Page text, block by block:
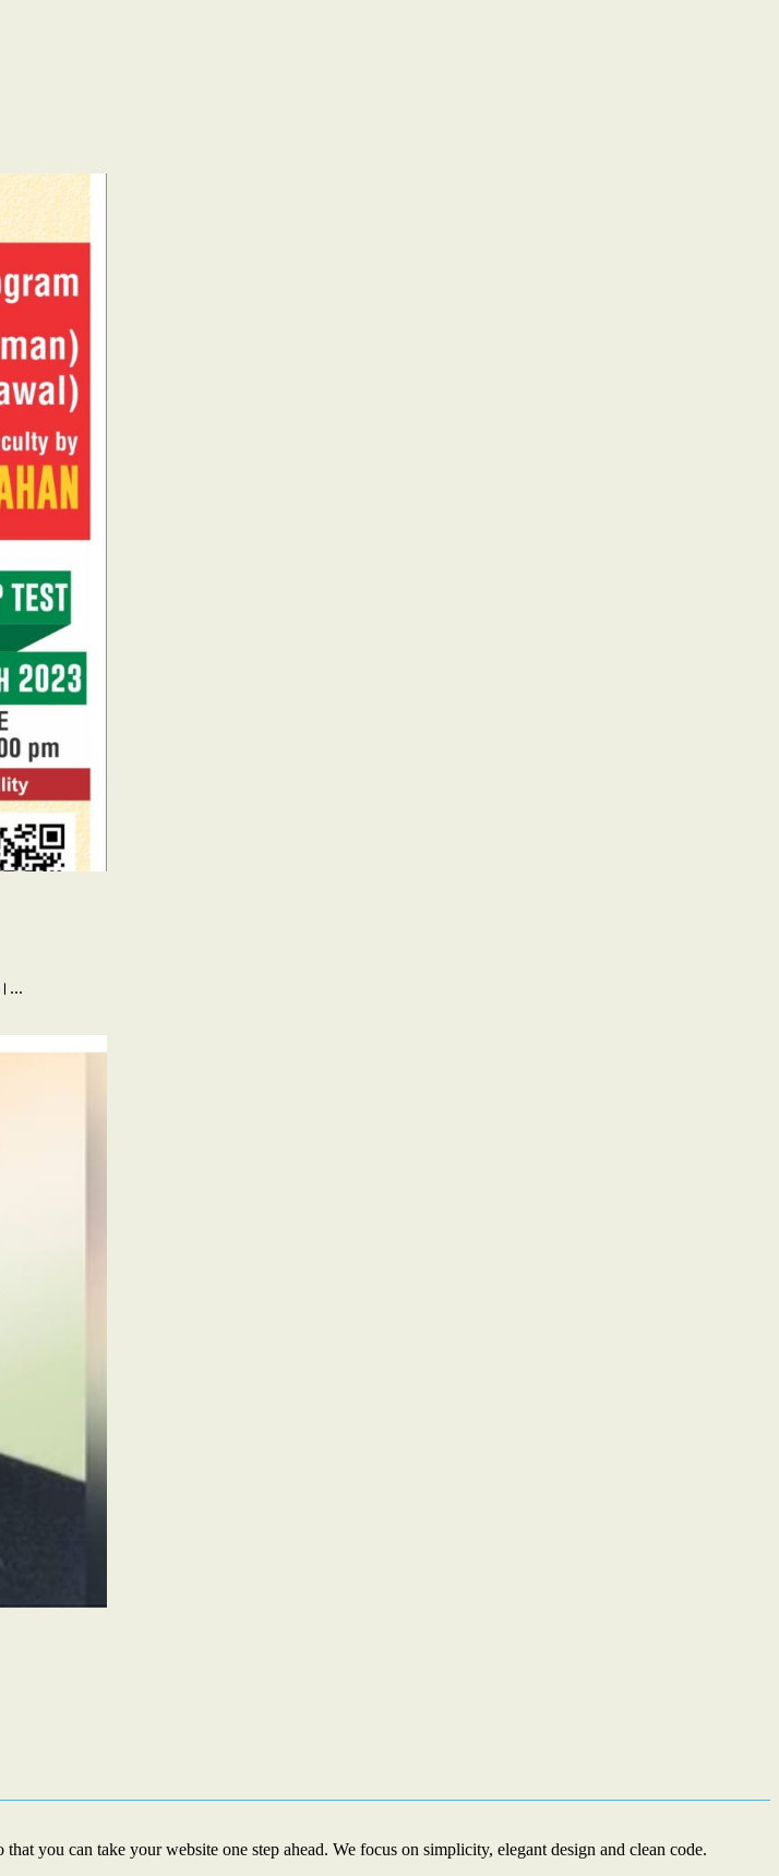
you can take your website one step ahead. We focus on simplicity, elegant design and clean code.